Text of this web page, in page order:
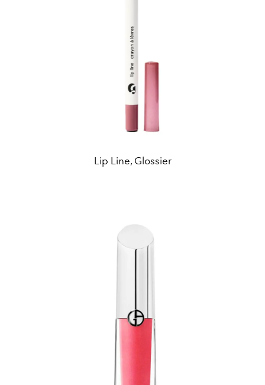
Lip Line, Glossier